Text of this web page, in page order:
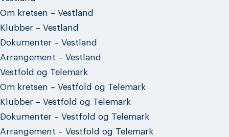
Om kretsen – Vestland
Klubber – Vestland
Dokumenter – Vestland
Arrangement – Vestland
Vestfold og Telemark
Om kretsen – Vestfold og Telemark
Klubber – Vestfold og Telemark
Dokumenter – Vestfold og Telemark
Arrangement – Vestfold og Telemark